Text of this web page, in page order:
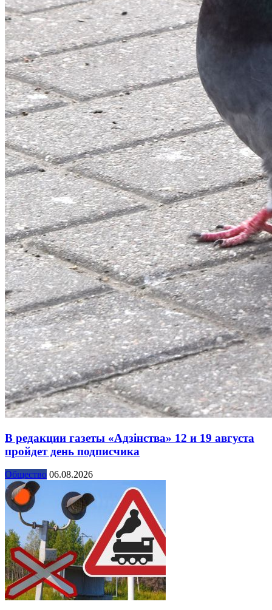
В редакции газеты «Адзінства» 12 и 19 августа
пройдет день подписчика
Общество 06.08.2026